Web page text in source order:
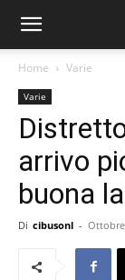
Home Varie
Varie
arrivo
buona
Di cibusonl -